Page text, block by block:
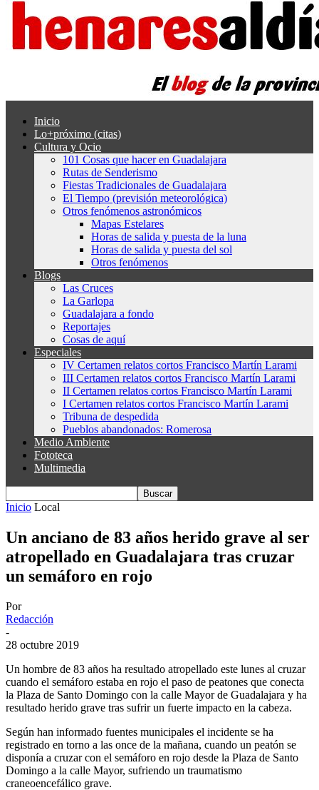
Inicio
Lo+próximo (citas)
Cultura y Ocio
101 Cosas que hacer en Guadalajara
Rutas de Senderismo
Fiestas Tradicionales de Guadalajara
El Tiempo (previsión meteorológica)
Otros fenómenos astronómicos
Mapas Estelares
Horas de salida y puesta de la luna
Horas de salida y puesta del sol
Otros fenómenos
Blogs
Las Cruces
La Garlopa
Guadalajara a fondo
Reportajes
Cosas de aquí
Especiales
IV Certamen relatos cortos Francisco Martín Larami
III Certamen relatos cortos Francisco Martín Larami
II Certamen relatos cortos Francisco Martín Larami
I Certamen relatos cortos Francisco Martín Larami
Tribuna de despedida
Pueblos abandonados: Romerosa
Medio Ambiente
Fototeca
Multimedia
Inicio Local
Un anciano de 83 años herido grave al ser
atropellado en Guadalajara tras cruzar
un semáforo en rojo
Por
Redacción
-
28 octubre 2019
Un hombre de 83 años ha resultado atropellado este lunes al cruzar
cuando el semáforo estaba en rojo el paso de peatones que conecta
la Plaza de Santo Domingo con la calle Mayor de Guadalajara y ha
resultado herido grave tras sufrir un fuerte impacto en la cabeza.
Según han informado fuentes municipales el incidente se ha
registrado en torno a las once de la mañana, cuando un peatón se
disponía a cruzar con el semáforo en rojo desde la Plaza de Santo
Domingo a la calle Mayor, sufriendo un traumatismo
craneoencefálico grave.